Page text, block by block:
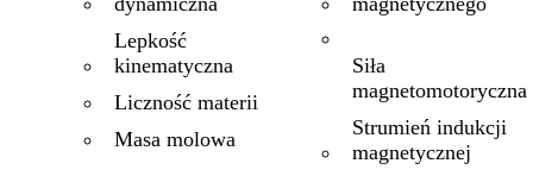
Lepkość
kinematyczna
Liczność materii
Masa molowa
Siła
magnetomotoryczna
Strumień indukcji
magnetycznej